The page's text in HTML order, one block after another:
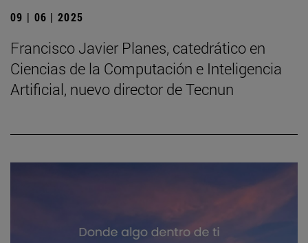
09 | 06 | 2025
Francisco Javier Planes, catedrático en
Ciencias de la Computación e Inteligencia
Artificial, nuevo director de Tecnun